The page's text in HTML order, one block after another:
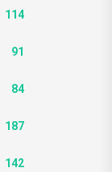
114
91
84
187
142